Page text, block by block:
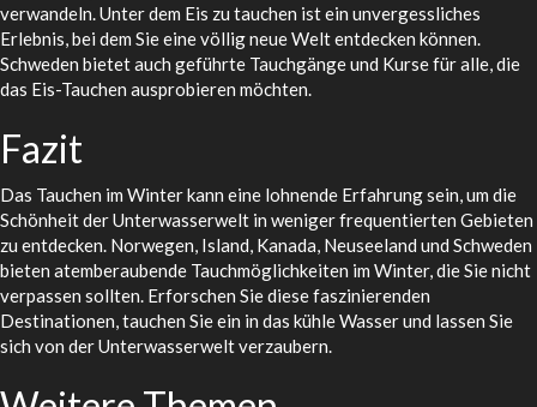
verwandeln. Unter dem Eis zu tauchen ist ein unvergessliches
Erlebnis, bei dem Sie eine völlig neue Welt entdecken können.
Schweden bietet auch geführte Tauchgänge und Kurse für alle, die
das Eis-Tauchen ausprobieren möchten.
Fazit
Das Tauchen im Winter kann eine lohnende Erfahrung sein, um die
Schönheit der Unterwasserwelt in weniger frequentierten Gebieten
zu entdecken. Norwegen, Island, Kanada, Neuseeland und Schweden
bieten atemberaubende Tauchmöglichkeiten im Winter, die Sie nicht
verpassen sollten. Erforschen Sie diese faszinierenden
Destinationen, tauchen Sie ein in das kühle Wasser und lassen Sie
sich von der Unterwasserwelt verzaubern.